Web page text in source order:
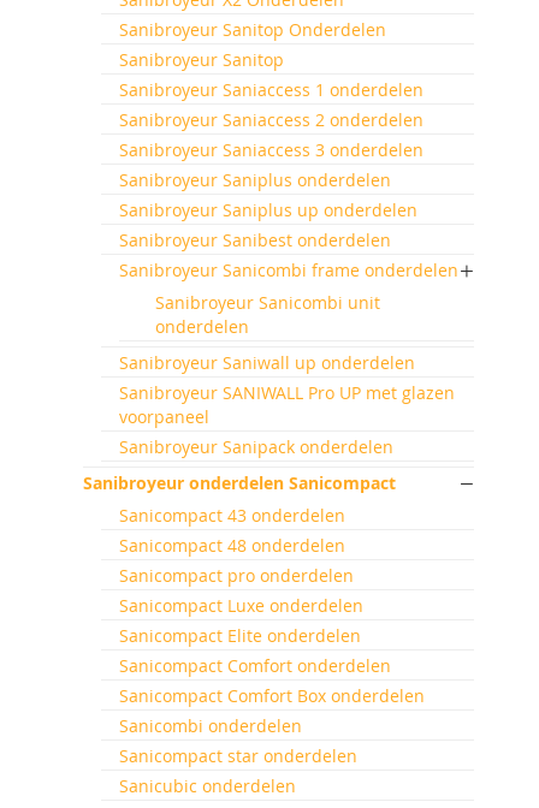
Sanibroyeur Sanitop Onderdelen
Sanibroyeur Sanitop
Sanibroyeur Saniaccess 1 onderdelen
Sanibroyeur Saniaccess 2 onderdelen
Sanibroyeur Saniaccess 3 onderdelen
Sanibroyeur Saniplus onderdelen
Sanibroyeur Saniplus up onderdelen
Sanibroyeur Sanibest onderdelen
Sanibroyeur Sanicombi frame onderdelen
Sanibroyeur Sanicombi unit
onderdelen
Sanibroyeur Saniwall up onderdelen
Sanibroyeur SANIWALL Pro UP met glazen
voorpaneel
Sanibroyeur Sanipack onderdelen
Sanibroyeur onderdelen Sanicompact
Sanicompact 43 onderdelen
Sanicompact 48 onderdelen
Sanicompact pro onderdelen
Sanicompact Luxe onderdelen
Sanicompact Elite onderdelen
Sanicompact Comfort onderdelen
Sanicompact Comfort Box onderdelen
Sanicombi onderdelen
Sanicompact star onderdelen
Sanicubic onderdelen